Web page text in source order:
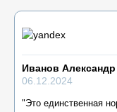
Иванов Александр
06.12.2024
"Это единственная